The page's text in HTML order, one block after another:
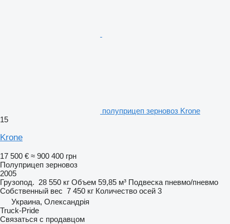
полуприцеп зерновоз Krone
15
Krone
17 500 € ≈ 900 400 грн
Полуприцеп зерновоз
2005
Грузопод. 28 550 кг Объем 59,85 м³ Подвеска пневмо/пневмо
Собственный вес 7 450 кг Количество осей 3
Украина, Олександрія
Truck-Pride
Связаться с продавцом